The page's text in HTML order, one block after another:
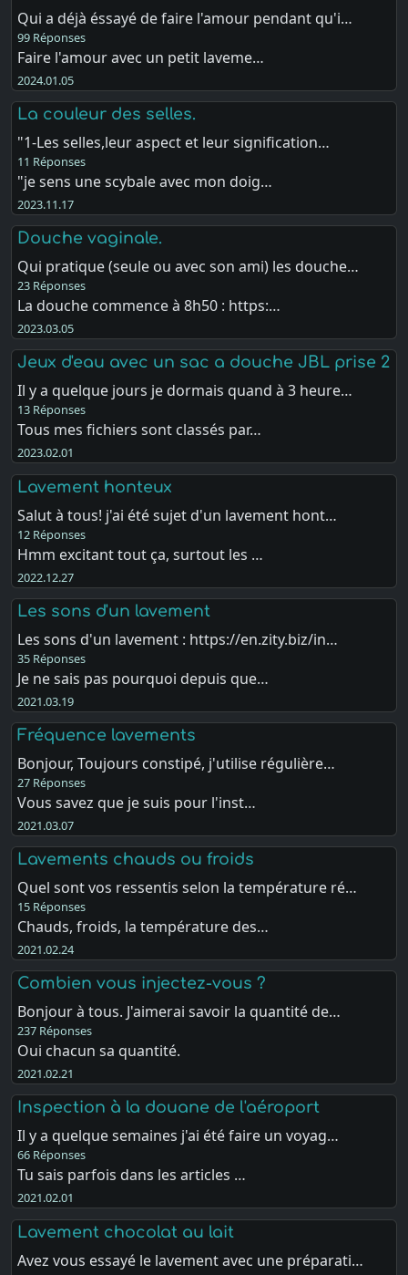
Qui a déjà éssayé de faire l'amour pendant qu'i…
99 Réponses
Faire l'amour avec un petit laveme…
2024.01.05
La couleur des selles.
"1-Les selles,leur aspect et leur signification…
11 Réponses
"je sens une scybale avec mon doig…
2023.11.17
Douche vaginale.
Qui pratique (seule ou avec son ami) les douche…
23 Réponses
La douche commence à 8h50 : https:…
2023.03.05
Jeux d'eau avec un sac a douche JBL prise 2
Il y a quelque jours je dormais quand à 3 heure…
13 Réponses
Tous mes fichiers sont classés par…
2023.02.01
Lavement honteux
Salut à tous! j'ai été sujet d'un lavement hont…
12 Réponses
Hmm excitant tout ça, surtout les …
2022.12.27
Les sons d'un lavement
Les sons d'un lavement : https://en.zity.biz/in…
35 Réponses
Je ne sais pas pourquoi depuis que…
2021.03.19
Fréquence lavements
Bonjour, Toujours constipé, j'utilise régulière…
27 Réponses
Vous savez que je suis pour l'inst…
2021.03.07
Lavements chauds ou froids
Quel sont vos ressentis selon la température ré…
15 Réponses
Chauds, froids, la température des…
2021.02.24
Combien vous injectez-vous ?
Bonjour à tous. J'aimerai savoir la quantité de…
237 Réponses
Oui chacun sa quantité.
2021.02.21
Inspection à la douane de l'aéroport
Il y a quelque semaines j'ai été faire un voyag…
66 Réponses
Tu sais parfois dans les articles …
2021.02.01
Lavement chocolat au lait
Avez vous essayé le lavement avec une préparati…